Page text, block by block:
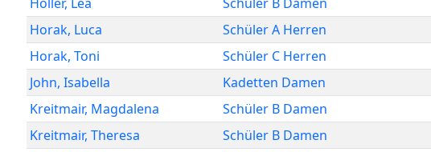
Horak, Luca Schüler A Herren
Horak, Toni Schüler C Herren
John, Isabella Kadetten Damen
Kreitmair, Magdalena Schüler B Damen
Kreitmair, Theresa Schüler B Damen